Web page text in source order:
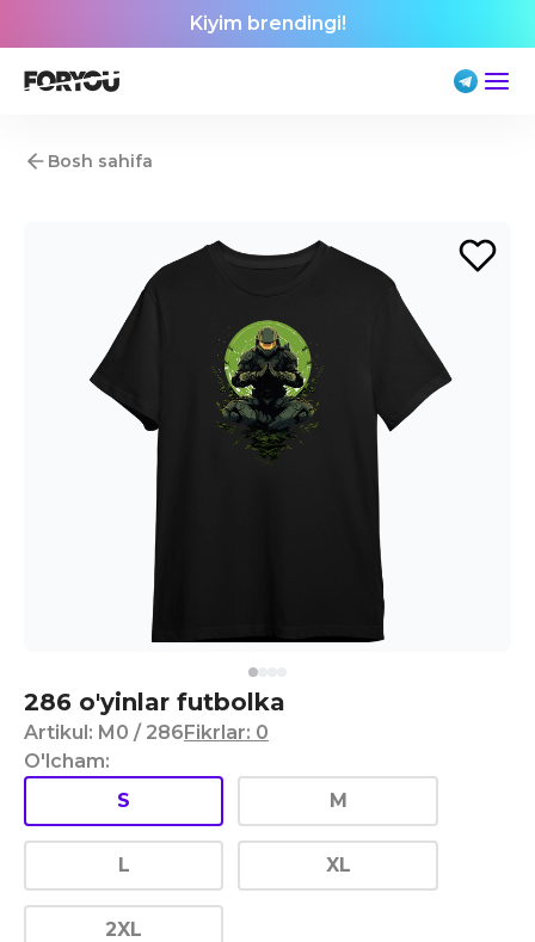
Kiyim brendingi!
Bosh sahifa
286 o'yinlar futbolka
Artikul: M0 / 286Fikrlar: 0
O'lcham:
S
M
L XL
2XL